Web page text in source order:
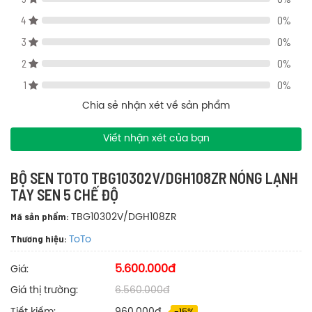
4
0%
3
0%
2
0%
1
0%
Chia sẻ nhận xét về sản phẩm
Viết nhận xét của bạn
BỘ SEN TOTO TBG10302V/DGH108ZR NÓNG LẠNH
TAY SEN 5 CHẾ ĐỘ
Mã sản phẩm: TBG10302V/DGH108ZR
Thương hiệu: ToTo
Giá: 5.600.000đ
Giá thị trường: 6.560.000đ